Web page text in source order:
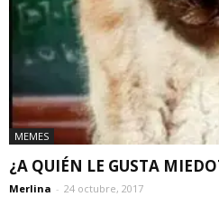
MEMES
¿A QUIÉN LE GUSTA
Merlina - 24 octubre, 2017